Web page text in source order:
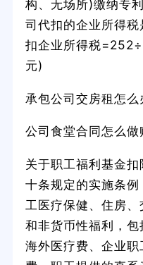
构、无场所)缴纳专
司代扣的企业所得
扣企业所得税
元)
承包公司交房租怎么
公司食堂合同怎么做
关于职工福利基金
十条规定的实施条
工医疗保健、住房
和非货币性福利，
海外医疗费、企业